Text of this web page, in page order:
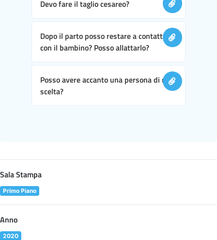
Devo fare il taglio cesareo?
Dopo il parto posso restare a contatto
con il bambino? Posso allattarlo?
Posso avere accanto una persona di mia
scelta?
Sala Stampa
Primo Piano
Anno
2020